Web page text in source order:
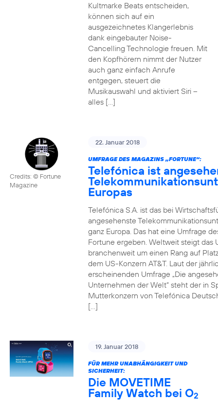
Kultmarke Beats entscheiden,
können sich auf ein
ausgezeichnetes Klangerlebnis
dank eingebauter Noise-
Cancelling Technologie freuen. Mit
den Kopfhörern nimmt der Nutzer
auch ganz einfach Anrufe
entgegen, steuert die
Musikauswahl und aktiviert Siri –
alles […]
Credits: © Fortune
Magazine
22. Januar 2018
UMFRAGE DES MAGAZINS „FORTUNE“:
Telefónica ist
Europas
Telefónica S.A. ist das bei
angesehenste
ganz Europa. Das hat eine Umfrage
Fortune ergeben. Weltweit steigt das
branchenweit um einen Rang auf
dem US-Konzern AT&T. Laut der
erscheinenden Umfrage „Die
Unternehmen der Welt“ steht der in
Mutterkonzern von Telefónica
[…]
19. Januar 2018
FÜR MEHR UNABHÄNGIGKEIT UND
SICHERHEIT:
Die MOVETIME
Family Watch bei O2